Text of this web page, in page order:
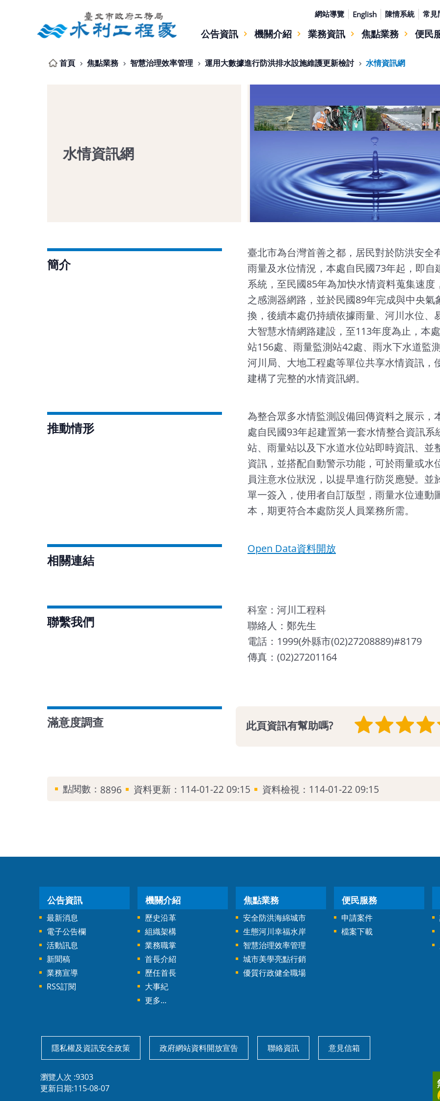
網站導覽 English 陳情系統 常見
公告資訊 機關介紹 業務資訊 焦點業務 便民
首頁 焦點業務 智慧治理效率管理 運用大數據進行防洪排水設施維護更新檢討 水情資訊網
水情資訊網
簡介
臺北市為台灣首善之都，居民對於防洪安
雨量及水位情況，本處自民國73年起，即
系統，至民國85年為加快水情資料蒐集速
之感測器網路，並於民國89年完成與中央
換，後續本處仍持續依據雨量、河川水位
大智慧水情網路建設，至113年度為止，本
站156處、雨量監測站42處、雨水下水道監
河川局、大地工程處等單位共享水情資訊
建構了完整的水情資訊網。
推動情形
為整合眾多水情監測設備回傳資料之展示
處自民國93年起建置第一套水情整合資訊
站、雨量站以及下水道水位站即時資訊、
資訊，並搭配自動警示功能，可於雨量或
員注意水位狀況，以提早進行防災應變。
單一簽入，使用者自訂版型，雨量水位連動
本，期更符合本處防災人員業務所需。
相關連結
Open Data資料開放
聯繫我們
科室：河川工程科
聯絡人：鄭先生
電話：1999(外縣市(02)27208889)#8179
傳真：(02)27201164
滿意度調查 此頁資訊有幫助嗎?
點閱數： 8896 資料更新： 114-01-22 09:15 資料檢視： 114-01-22 09:15
公告資訊
最新消息
電子公告欄
活動訊息
新聞稿
業務宣導
RSS訂閱
機關介紹
歷史沿革
組織架構
業務職掌
首長介紹
歷任首長
大事紀
更多...
焦點業務
安全防洪海綿城市
生態河川幸福水岸
智慧治理效率管理
城市美學亮點行銷
優質行政健全職場
便民服務
申請案件
檔案下載
隱私權及資訊安全政策 政府網站資料開放宣告 聯絡資訊 意見信箱
瀏覽人次 9303
更新日期 115-08-07